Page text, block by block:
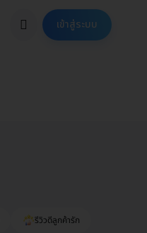
เข้าสู่ระบบ
รีวิวดีลูกค้ารัก